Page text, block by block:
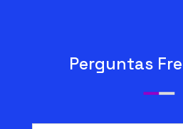
Perguntas